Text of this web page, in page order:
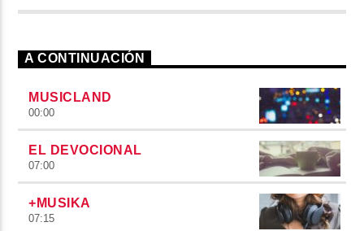
A CONTINUACIÓN
MUSICLAND
00:00
EL DEVOCIONAL
07:00
+MUSIKA
07:15